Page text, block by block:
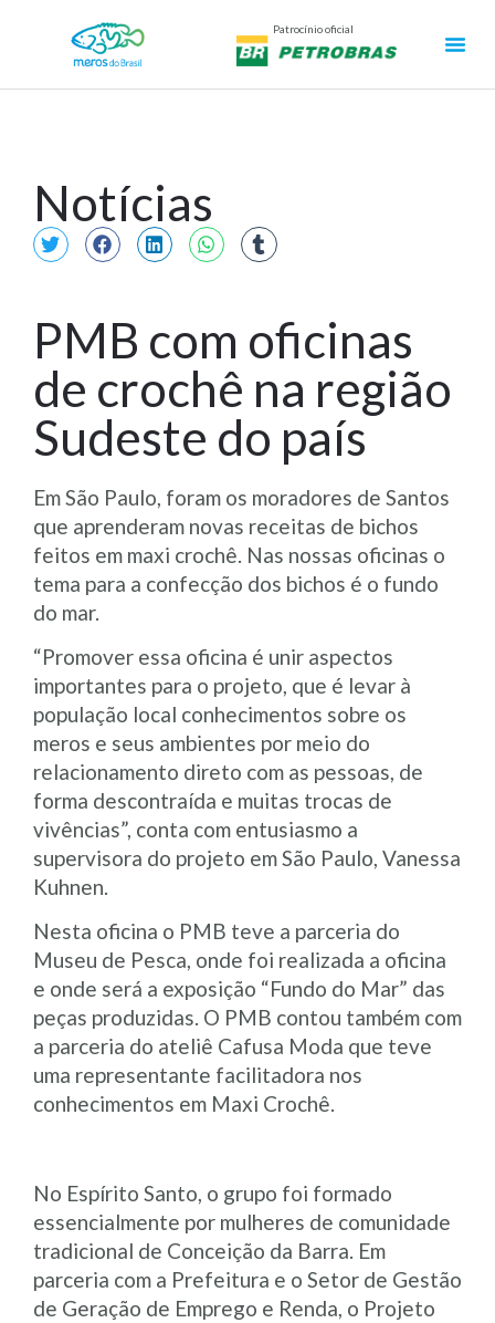
Patrocínio oficial
Notícias
PMB com oficinas
de crochê na região
Sudeste do país
Em São Paulo, foram os moradores de Santos
que aprenderam novas receitas de bichos
feitos em maxi crochê. Nas nossas oficinas o
tema para a confecção dos bichos é o fundo
do mar.
“Promover essa oficina é unir aspectos
importantes para o projeto, que é levar à
população local conhecimentos sobre os
meros e seus ambientes por meio do
relacionamento direto com as pessoas, de
forma descontraída e muitas trocas de
vivências”, conta com entusiasmo a
supervisora do projeto em São Paulo, Vanessa
Kuhnen.
Nesta oficina o PMB teve a parceria do
Museu de Pesca, onde foi realizada a oficina
e onde será a exposição “Fundo do Mar” das
peças produzidas. O PMB contou também com
a parceria do ateliê Cafusa Moda que teve
uma representante facilitadora nos
conhecimentos em Maxi Crochê.
No Espírito Santo, o grupo foi formado
essencialmente por mulheres de comunidade
tradicional de Conceição da Barra. Em
parceria com a Prefeitura e o Setor de Gestão
de Geração de Emprego e Renda, o Projeto